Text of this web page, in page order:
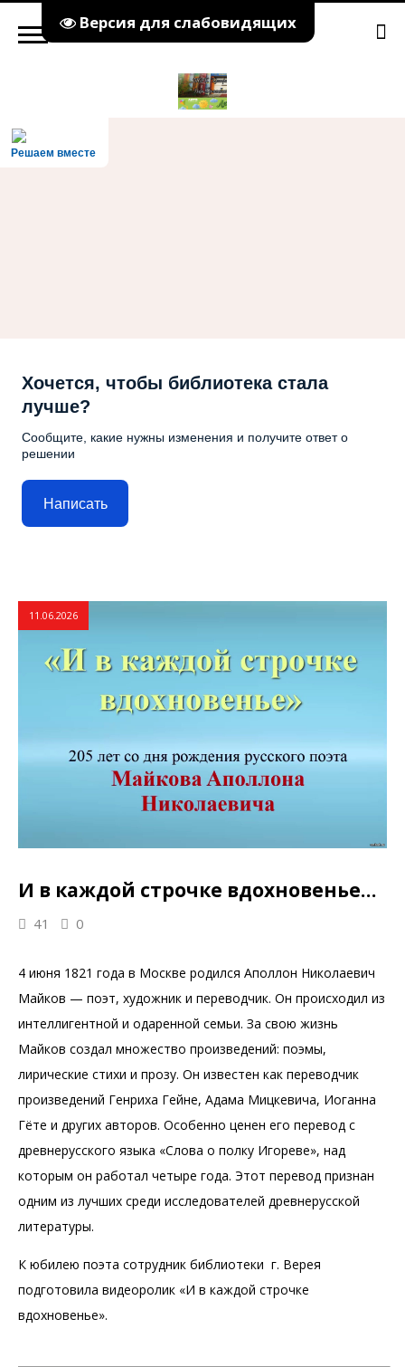
Версия для слабовидящих
Решаем вместе
Хочется, чтобы библиотека стала
лучше?
Сообщите, какие нужны изменения и получите ответ о
решении
Написать
11.06.2026
И в каждой строчке вдохновенье…
41 0
4 июня 1821 года в Москве родился Аполлон Николаевич
Майков — поэт, художник и переводчик. Он происходил из
интеллигентной и одаренной семьи. За свою жизнь
Майков создал множество произведений: поэмы,
лирические стихи и прозу. Он известен как переводчик
произведений Генриха Гейне, Адама Мицкевича, Иоганна
Гёте и других авторов. Особенно ценен его перевод с
древнерусского языка «Слова о полку Игореве», над
которым он работал четыре года. Этот перевод признан
одним из лучших среди исследователей древнерусской
литературы.
К юбилею поэта сотрудник библиотеки г. Верея
подготовила видеоролик «И в каждой строчке
вдохновенье».